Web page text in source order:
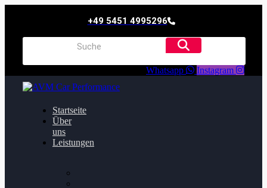
+49 5451 4995296
Whatsapp Instagram
Startseite
Über
uns
Leistungen